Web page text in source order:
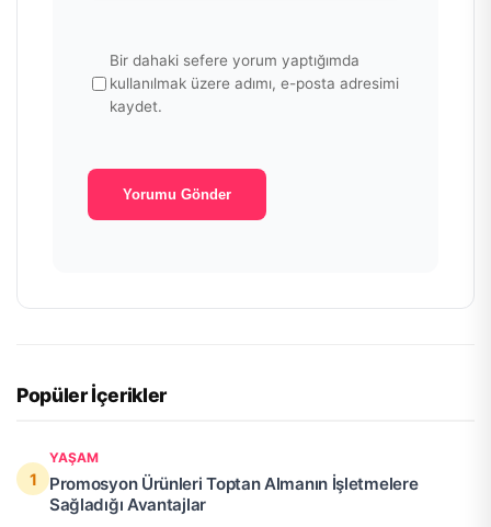
Bir dahaki sefere yorum yaptığımda
kullanılmak üzere adımı, e-posta adresimi
kaydet.
Popüler İçerikler
YAŞAM
Promosyon Ürünleri Toptan Almanın İşletmelere
Sağladığı Avantajlar